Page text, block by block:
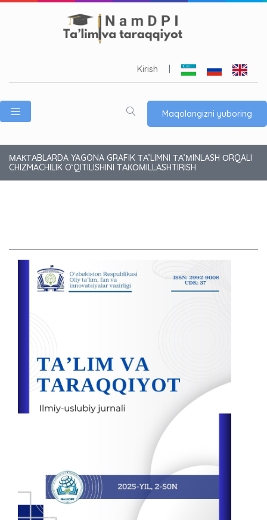
Kirish
Maqolangizni yuboring
МАКТАBLARDA YAGONA GRAFIK ТА’LIMNI ТА’МINLASH ОRQALI
CHIZMACHILIK O‘QITILISHINI ТАКОМILLASHTIRISH